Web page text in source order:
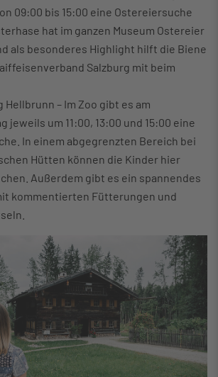
09:00 bis 15:00 eine Ostereiersuche
hat im ganzen Museum Ostereier
als besonderes Highlight hilft die Biene
Salzburg mit beim
Hellbrunn – Im Zoo gibt es am
jeweils um 11:00, 13:00 und 15:00 eine
In einem abgegrenzten Bereich bei
Hütten können die Kinder hier
Außerdem gibt es ein spannendes
kommentierten Fütterungen und